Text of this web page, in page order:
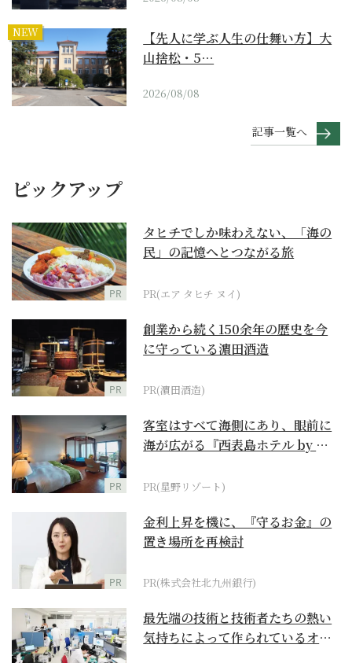
NEW
【先人に学ぶ人生の仕舞い方】大
山捨松・5…
2026/08/08
記事一覧へ
ピックアップ
PR
タヒチでしか味わえない、「海の
民」の記憶へとつながる旅
PR(エア タヒチ ヌイ)
PR
創業から続く150余年の歴史を今
に守っている濵田酒造
PR(濵田酒造)
PR
客室はすべて海側にあり、眼前に
海が広がる『西表島ホテル by 星
PR(星野リゾート)
PR
金利上昇を機に、『守るお金』の
置き場所を再検討
PR(株式会社北九州銀行)
最先端の技術と技術者たちの熱い
気持ちによって作られているオー